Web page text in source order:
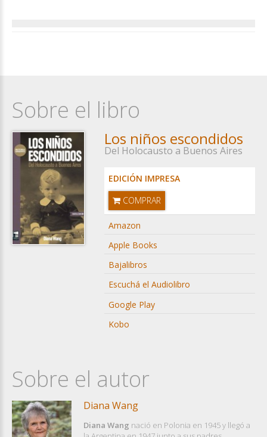
Sobre el libro
Los niños escondidos
Del Holocausto a Buenos Aires
EDICIÓN IMPRESA
COMPRAR
Amazon
Apple Books
Bajalibros
Escuchá el Audiolibro
Google Play
Kobo
Sobre el autor
Diana Wang
Diana Wang nació en Polonia en 1945 y llegó a